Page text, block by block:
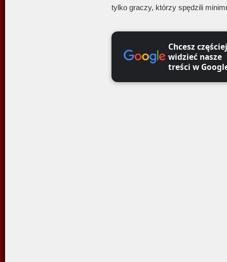
tylko graczy, którzy spędzili
Chcesz częściej
widzieć nasze
treści w